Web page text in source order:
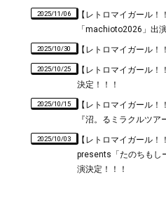
2025/11/06
【レトロマイガール
「machioto2026」出
2025/10/30 【レトロマイガール
2025/10/25
【レトロマイガール
決定！！！
2025/10/15
【レトロマイガール
『沼。るミラクルツア
2025/10/03
【レトロマイガール
presents「たのちもし
演決定！！！